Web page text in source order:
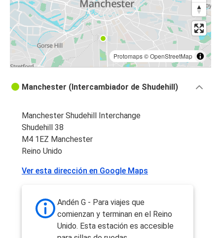
Protomaps©OpenStreetMap
Manchester (Intercambiador de Shudehill)
Manchester Shudehill Interchange
Shudehill 38
M4 1EZ Manchester
Reino Unido
Ver esta dirección en Google Maps
Andén G - Para viajes que
comienzan y terminan en el Reino
Unido. Esta estación es accesible